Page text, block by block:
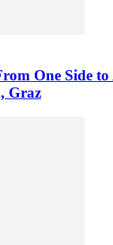
One Side
Graz